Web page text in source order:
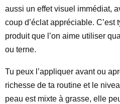
aussi un effet visuel immédiat,
coup d’éclat appréciable.
produit que l’on aime utiliser
ou terne.
Tu peux l’appliquer avant ou
richesse de ta routine et le
peau est mixte à grasse, elle